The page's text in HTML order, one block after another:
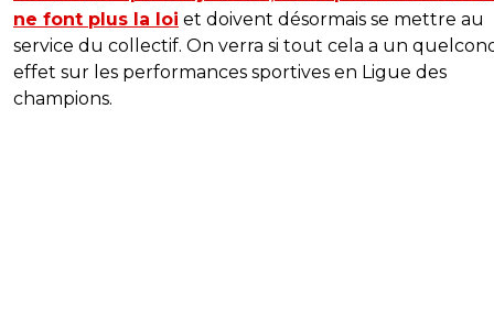
ne font plus la loi et doivent désormais se mettre au
service du collectif. On verra si tout cela a un
effet sur les performances sportives en Ligue des
champions.